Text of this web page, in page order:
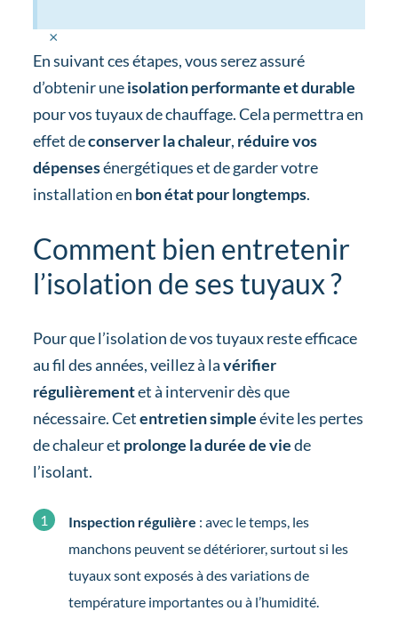
×
En suivant ces étapes, vous serez assuré
d’obtenir uneisolation performante et durable
pour vos tuyaux de chauffage. Cela permettra en
effet deconserver la chaleur, réduire vos
dépensesénergétiques et de garder votre
installation en bon état pour longtemps.
Comment bien entretenir
l’isolation de ses tuyaux ?
Pour que l’isolation de vos tuyaux reste efficace
au fil des années, veillez à lavérifier
régulièrementet à intervenir dès que
nécessaire. Cetentretien simpleévite les pertes
de chaleur et prolonge la durée de viede
l’isolant.
Inspection régulière : avec le temps, les
manchons peuvent se détériorer, surtout si les
tuyaux sont exposés à des variations de
température importantes ou à l’humidité.